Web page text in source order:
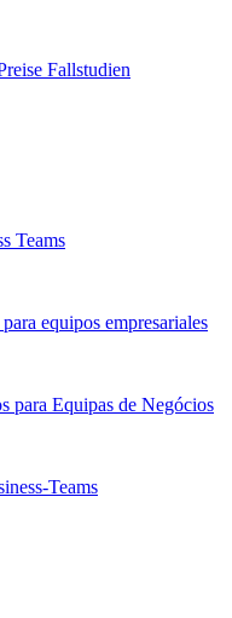
Fallstudien
Teams
equipos empresariales
para Equipas de Negócios
Teams